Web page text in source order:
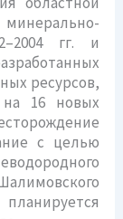
гг. и
ресурсов,
на 16 новых
с целью